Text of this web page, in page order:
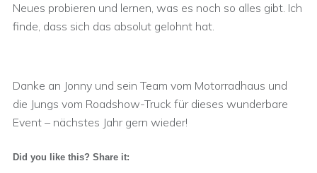
Neues probieren und lernen, was es noch so alles gibt. Ich
finde, dass sich das absolut gelohnt hat.
Danke an Jonny und sein Team vom Motorradhaus und
die Jungs vom Roadshow-Truck für dieses wunderbare
Event – nächstes Jahr gern wieder!
Did you like this? Share it: